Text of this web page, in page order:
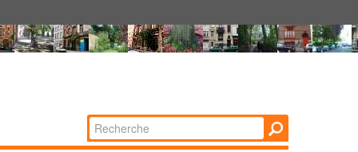
Chercher par
Recherche